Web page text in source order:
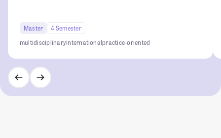
Master
4 Semester
multidisciplinaryinternationalpractice-oriented